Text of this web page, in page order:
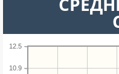
10.9
12.5